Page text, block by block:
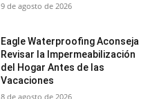
9 de agosto de 2026
Eagle Waterproofing Aconseja
Revisar la Impermeabilización
del Hogar Antes de las
Vacaciones
8 de agosto de 2026